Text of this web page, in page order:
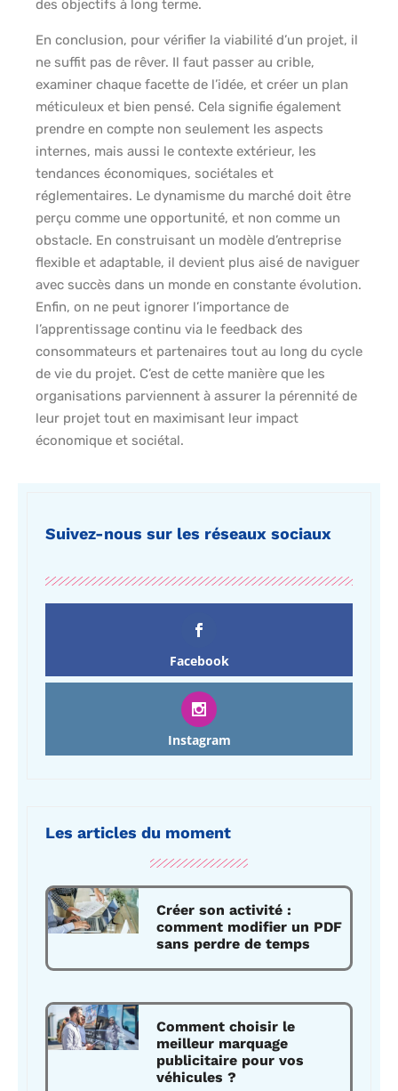
des objectifs à long terme.
En conclusion, pour vérifier la viabilité d’un projet, il
ne suffit pas de rêver. Il faut passer au crible,
examiner chaque facette de l’idée, et créer un plan
méticuleux et bien pensé. Cela signifie également
prendre en compte non seulement les aspects
internes, mais aussi le contexte extérieur, les
tendances économiques, sociétales et
réglementaires. Le dynamisme du marché doit être
perçu comme une opportunité, et non comme un
obstacle. En construisant un modèle d’entreprise
flexible et adaptable, il devient plus aisé de naviguer
avec succès dans un monde en constante évolution.
Enfin, on ne peut ignorer l’importance de
l’apprentissage continu via le feedback des
consommateurs et partenaires tout au long du cycle
de vie du projet. C’est de cette manière que les
organisations parviennent à assurer la pérennité de
leur projet tout en maximisant leur impact
économique et sociétal.
Suivez-nous sur les réseaux sociaux
Facebook
Instagram
Les articles du moment
Créer son activité :
comment modifier un PDF
sans perdre de temps
Comment choisir le
meilleur marquage
publicitaire pour vos
véhicules ?